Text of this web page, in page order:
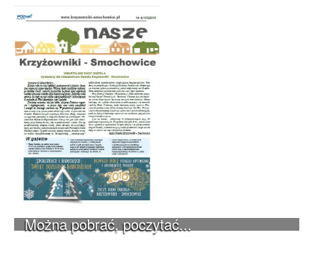
Można pobrać, poczytać...